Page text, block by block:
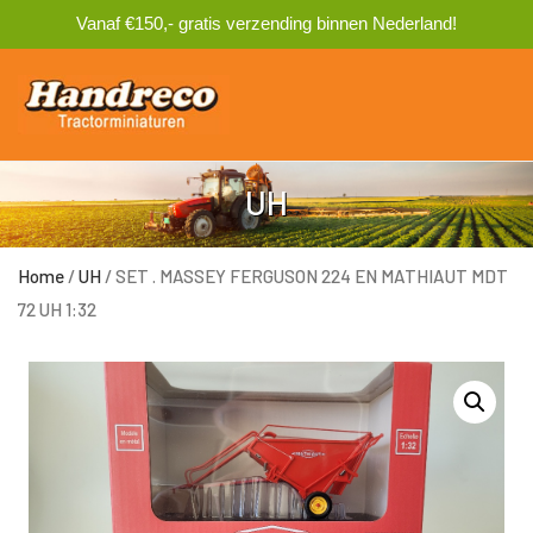
Vanaf €150,- gratis verzending binnen Nederland!
UH
Home /UH / SET . MASSEY FERGUSON 224 EN MATHIAUT MDT
72 UH 1:32